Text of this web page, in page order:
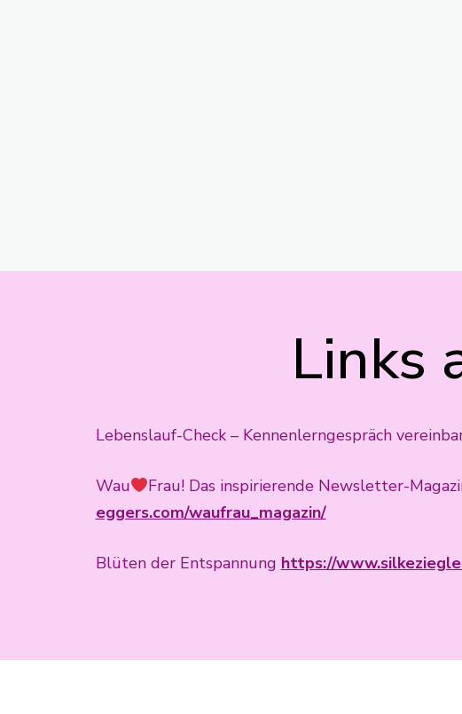
Links
Lebenslauf-Check – Kennenlerngespräch
Wau Frau! Das inspirierende Newsletter-
eggers.com/waufrau_magazin/
Blüten der Entspannung https://